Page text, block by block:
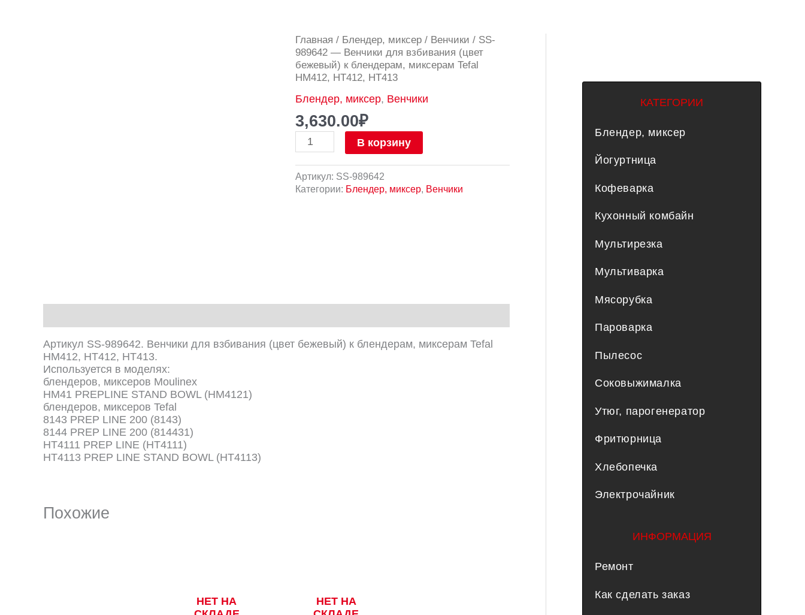
Главная / Блендер, миксер/ Венчики / SS-
989642 — Венчики для взбивания (цвет
бежевый) к блендерам, миксерам Tefal
HM412, HT412, HT413
Блендер, миксер, Венчики
3,630.00₽
Количество
товара
SS-
989642
Венчики
для
взбивания
(цвет
бежевый)
к
блендерам,
миксерам
В корзину
Артикул: SS-989642
Категории: Блендер, миксер, Венчики
Артикул SS-989642. Венчики для взбивания (цвет бежевый) к блендерам, миксерам Tefal
HM412, HT412, HT413.
Используется в моделях:
блендеров, миксеров Moulinex
HM41 PREPLINE STAND BOWL (HM4121)
блендеров, миксеров Tefal
8143 PREP LINE 200 (8143)
8144 PREP LINE 200 (814431)
HT4111 PREP LINE (HT4111)
HT4113 PREP LINE STAND BOWL (HT4113)
Похожие
НЕТ НА
НЕТ НА
КАТЕГОРИИ
Блендер, миксер
Йогуртница
Кофеварка
Кухонный комбайн
Мультирезка
Мультиварка
Мясорубка
Пароварка
Пылесос
Соковыжималка
Утюг, парогенератор
Фритюрница
Хлебопечка
Электрочайник
ИНФОРМАЦИЯ
Ремонт
Как сделать заказ